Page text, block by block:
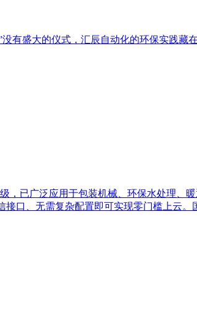
有盛大的仪式，汇辰自动化的环保实践藏
，已广泛应用于包装机械、环保水处理、
口、无需复杂配置即可实现零门槛上云。